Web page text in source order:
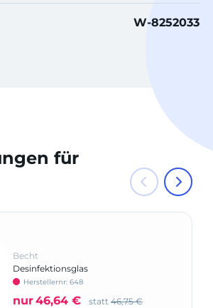
W-8252033
für
Becht
Desinfektionsglas
Herstellernr: 648
nur46,64 € statt 46,75 €